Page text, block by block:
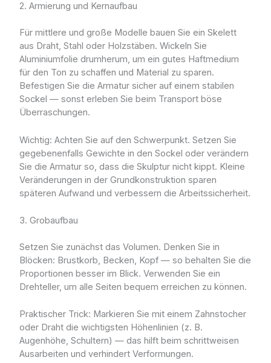
2. Armierung und Kernaufbau
Für mittlere und große Modelle bauen Sie ein Skelett
aus Draht, Stahl oder Holzstäben. Wickeln Sie
Aluminiumfolie drumherum, um ein gutes Haftmedium
für den Ton zu schaffen und Material zu sparen.
Befestigen Sie die Armatur sicher auf einem stabilen
Sockel — sonst erleben Sie beim Transport böse
Überraschungen.
Wichtig: Achten Sie auf den Schwerpunkt. Setzen Sie
gegebenenfalls Gewichte in den Sockel oder verändern
Sie die Armatur so, dass die Skulptur nicht kippt. Kleine
Veränderungen in der Grundkonstruktion sparen
späteren Aufwand und verbessern die Arbeitssicherheit.
3. Grobaufbau
Setzen Sie zunächst das Volumen. Denken Sie in
Blöcken: Brustkorb, Becken, Kopf — so behalten Sie die
Proportionen besser im Blick. Verwenden Sie ein
Drehteller, um alle Seiten bequem erreichen zu können.
Praktischer Trick: Markieren Sie mit einem Zahnstocher
oder Draht die wichtigsten Höhenlinien (z. B.
Augenhöhe, Schultern) — das hilft beim schrittweisen
Ausarbeiten und verhindert Verformungen.